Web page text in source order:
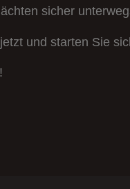
sicher
und starten Sie